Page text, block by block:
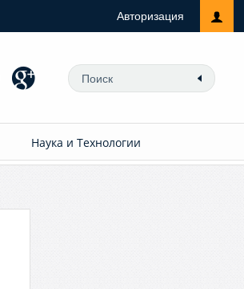
Авторизация
Наука и Технологии